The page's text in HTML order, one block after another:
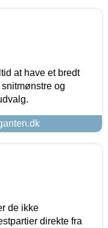
at have et bredt
og
de ikke
direkte fra